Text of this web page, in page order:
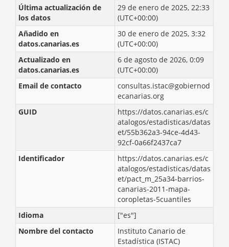
Última actualización de
los datos
29 de enero de 2025, 22:33
(UTC+00:00)
Añadido en
datos.canarias.es
30 de enero de 2025, 3:32
(UTC+00:00)
Actualizado en
datos.canarias.es
6 de agosto de 2026, 0:09
(UTC+00:00)
Email de contacto
consultas.istac@gobiernod
ecanarias.org
GUID
https://datos.canarias.es/c
atalogos/estadisticas/datas
et/55b362a3-94ce-4d43-
92cf-0a66f2437ca7
Identificador
https://datos.canarias.es/c
atalogos/estadisticas/datas
et/pact_m_25a34-barrios-
canarias-2011-mapa-
coropletas-5cuantiles
Idioma
["es"]
Nombre del contacto
Instituto Canario de
Estadística (ISTAC)